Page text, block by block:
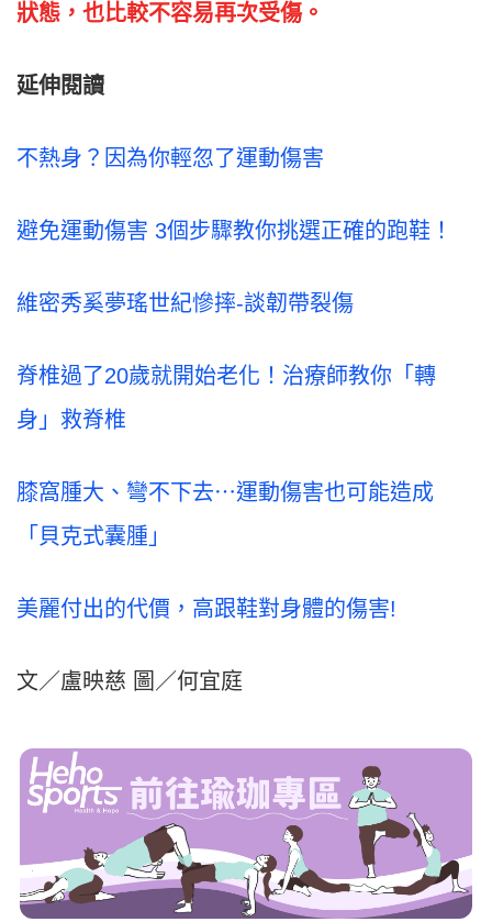
狀態，也比較不容易再次受傷。
延伸閱讀
不熱身？因為你輕忽了運動傷害
避免運動傷害 3個步驟教你挑選正確的跑鞋！
維密秀奚夢瑤世紀慘摔-談韌帶裂傷
脊椎過了20歲就開始老化！治療師教你「轉
身」救脊椎
膝窩腫大、彎不下去⋯運動傷害也可能造成
「貝克式囊腫」
美麗付出的代價，高跟鞋對身體的傷害!
文／盧映慈 圖／何宜庭